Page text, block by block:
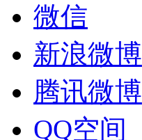
微信
新浪微博
腾讯微博
QQ空间